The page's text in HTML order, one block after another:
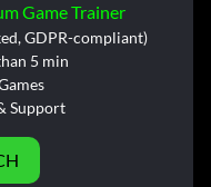
Game Trainer
GDPR-compliant)
5 min
Support